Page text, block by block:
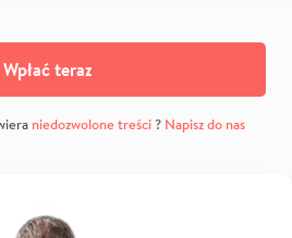
Wpłać teraz
niedozwolone treści? Napisz do nas